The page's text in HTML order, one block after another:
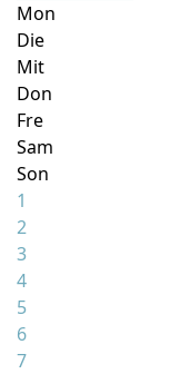
Mon
Die
Mit
Don
Fre
Sam
Son
1
2
3
4
5
6
7